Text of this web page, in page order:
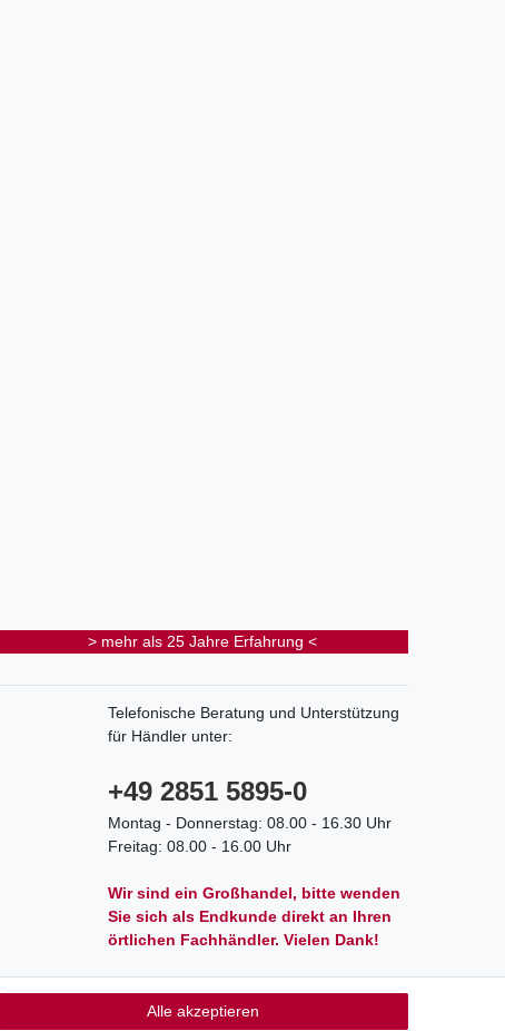
> mehr als 25 Jahre Erfahrung <
Telefonische Beratung und Unterstützung
für Händler unter:
+49 2851 5895-0
Montag - Donnerstag: 08.00 - 16.30 Uhr
Freitag: 08.00 - 16.00 Uhr
Wir sind ein Großhandel, bitte wenden
Sie sich als Endkunde direkt an Ihren
örtlichen Fachhändler. Vielen Dank!
Alle akzeptieren